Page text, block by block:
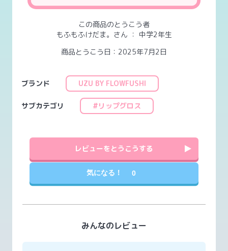
この商品のとうこう者
もふもふけだま。さん ： 中学2年生
商品とうこう日：2025年7月2日
ブランド UZU BY FLOWFUSHI
サブカテゴリ #リップグロス
レビューをとうこうする
気になる！ 0
みんなのレビュー